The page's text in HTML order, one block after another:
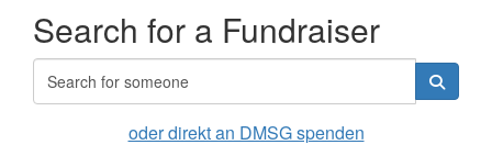
Search for a Fundraiser
oder direkt an DMSG spenden